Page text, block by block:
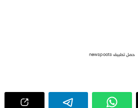
حمل تطبيق newspoots